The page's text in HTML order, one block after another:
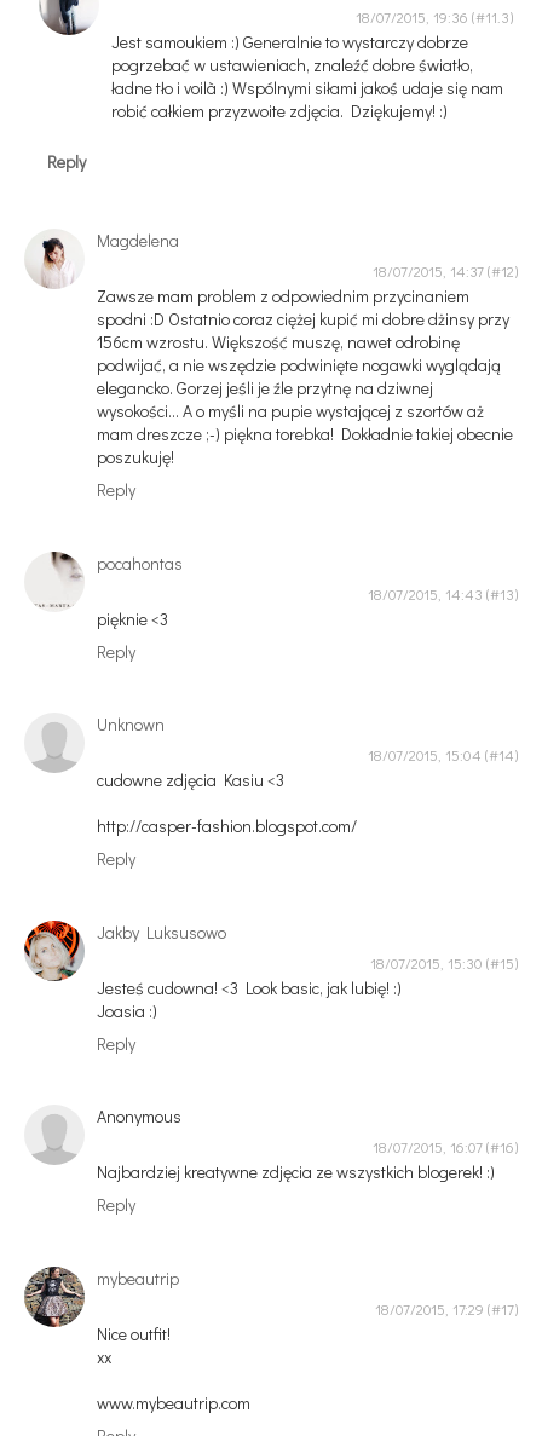
18/07/2015, 19:36
Jest samoukiem :) Generalnie to wystarczy dobrze
pogrzebać w ustawieniach, znaleźć dobre światło,
ładne tło i voilà :) Wspólnymi siłami jakoś udaje się nam
robić całkiem przyzwoite zdjęcia. Dziękujemy! :)
Reply
Magdelena
18/07/2015, 14:37
Zawsze mam problem z odpowiednim przycinaniem
spodni :D Ostatnio coraz ciężej kupić mi dobre dżinsy przy
156cm wzrostu. Większość muszę, nawet odrobinę
podwijać, a nie wszędzie podwinięte nogawki wyglądają
elegancko. Gorzej jeśli je źle przytnę na dziwnej
wysokości... A o myśli na pupie wystającej z szortów aż
mam dreszcze ;-) piękna torebka! Dokładnie takiej obecnie
poszukuję!
Reply
pocahontas
18/07/2015, 14:43
pięknie <3
Reply
Unknown
18/07/2015, 15:04
cudowne zdjęcia Kasiu <3
http://casper-fashion.blogspot.com/
Reply
Jakby Luksusowo
18/07/2015, 15:30
Jesteś cudowna! <3 Look basic, jak lubię! :)
Joasia :)
Reply
Anonymous
18/07/2015, 16:07
Najbardziej kreatywne zdjęcia ze wszystkich blogerek! :)
Reply
mybeautrip
18/07/2015, 17:29
Nice outfit!
xx
www.mybeautrip.com